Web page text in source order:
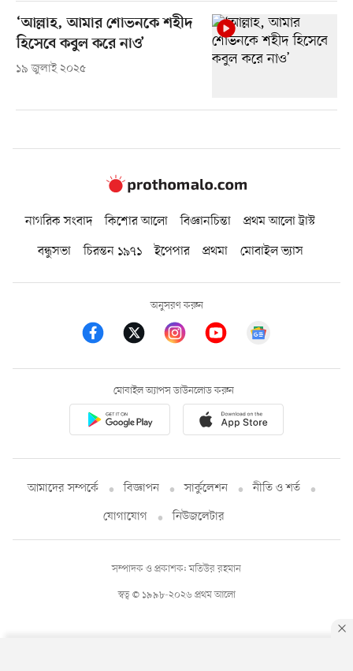
‘আল্লাহ, আমার শোভনকে শহীদ
হিসেবে কবুল করে নাও’
১৯ জুলাই ২০২৫
নাগরিক সংবাদ কিশোর আলো বিজ্ঞানচিন্তা
প্রথম আলো ট্রাস্ট
বন্ধুসভা
চিরন্তন ১৯৭১ ইপেপার প্রথমা মোবাইল ভ্যাস
অনুসরণ করুন
মোবাইল অ্যাপস ডাউনলোড করুন
আমাদের সম্পর্কে বিজ্ঞাপন সার্কুলেশন
নীতি ও শর্ত
যোগাযোগ
নিউজলেটার
স্বত্ব © ১৯৯৮-২০২৬ প্রথম আলো
সম্পাদক ও প্রকাশক: মতিউর রহমান